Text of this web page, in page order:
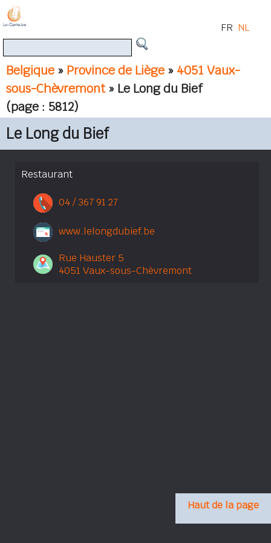
Belgique » Province de Liège » 4051 Vaux-
sous-Chèvremont » Le Long du Bief
(page : 5812)
FR NL
Le Long du Bief
Restaurant
04 / 367 91 27
www.lelongdubief.be
Rue Hauster 5
4051 Vaux-sous-Chèvremont
Haut de la page